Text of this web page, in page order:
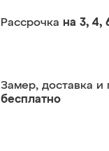
Рассрочка на 3, 4,
Замер, доставка и
бесплатно